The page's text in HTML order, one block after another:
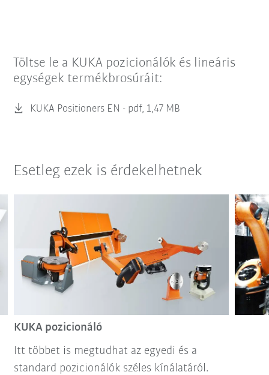
Töltse le a KUKA pozicionálók és lineáris
egységek termékbrosúráit:
KUKA Positioners EN - pdf, 1,47 MB
Esetleg ezek is érdekelhetnek
KUKA pozicionáló
Itt többet is megtudhat az egyedi és a
standard pozicionálók széles kínálatáról.